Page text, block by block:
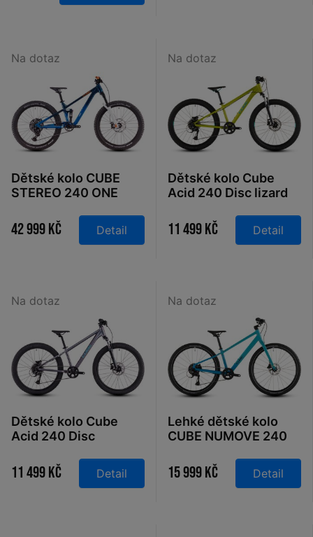
Na dotaz
Dětské kolo CUBE
STEREO 240 ONE
42 999 Kč Detail
Na dotaz
Dětské kolo Cube
Acid 240 Disc lizard
11 499 Kč Detail
Na dotaz
Dětské kolo Cube
Acid 240 Disc
11 499 Kč Detail
Na dotaz
Lehké dětské kolo
CUBE NUMOVE 240
´steelblue 2026
15 999 Kč Detail